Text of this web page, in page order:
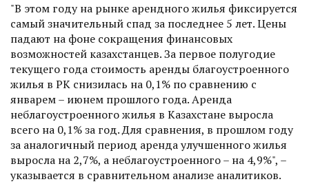
"В этом году на рынке арендного жилья фиксируется
самый значительный спад за последнее 5 лет. Цены
падают на фоне сокращения финансовых
возможностей казахстанцев. За первое полугодие
текущего года стоимость аренды благоустроенного
жилья в РК снизилась на 0,1% по сравнению с
январем – июнем прошлого года. Аренда
неблагоустроенного жилья в Казахстане выросла
всего на 0,1% за год. Для сравнения, в прошлом году
за аналогичный период аренда улучшенного жилья
выросла на 2,7%, а неблагоустроенного – на 4,9%", –
указывается в сравнительном анализе аналитиков.